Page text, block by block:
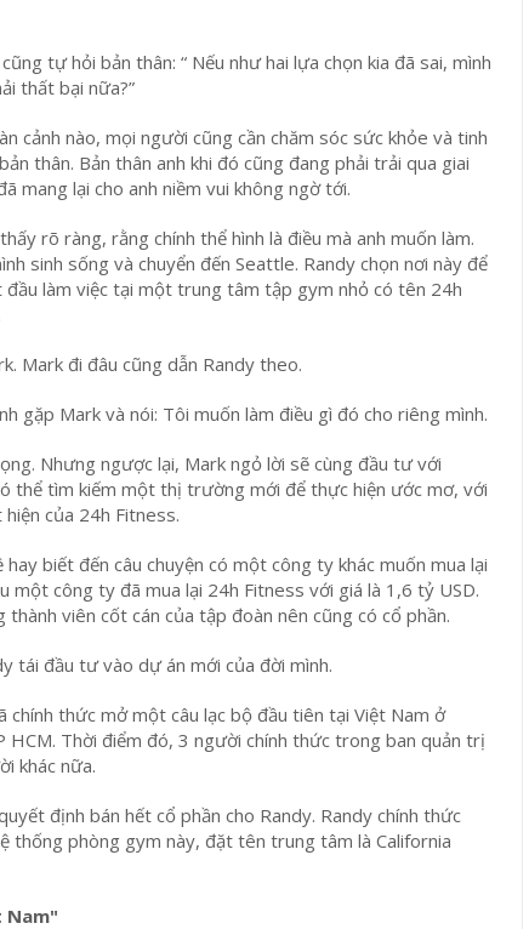
tự hỏi bản thân: “ Nếu như hai lựa chọn kia đã sai, mình
thất bại nữa?”
cảnh nào, mọi người cũng cần chăm sóc sức khỏe và tinh
thân. Bản thân anh khi đó cũng đang phải trải qua giai
mang lại cho anh niềm vui không ngờ tới.
rõ ràng, rằng chính thể hình là điều mà anh muốn làm.
sinh sống và chuyển đến Seattle. Randy chọn nơi này để
đầu làm việc tại một trung tâm tập gym nhỏ có tên 24h
Mark đi đâu cũng dẫn Randy theo.
gặp Mark và nói: Tôi muốn làm điều gì đó cho riêng mình.
Nhưng ngược lại, Mark ngỏ lời sẽ cùng đầu tư với
thể tìm kiếm một thị trường mới để thực hiện ước mơ, với
của 24h Fitness.
biết đến câu chuyện có một công ty khác muốn mua lại
một công ty đã mua lại 24h Fitness với giá là 1,6 tỷ USD.
viên cốt cán của tập đoàn nên cũng có cổ phần.
tái đầu tư vào dự án mới của đời mình.
chính thức mở một câu lạc bộ đầu tiên tại Việt Nam ở
HCM. Thời điểm đó, 3 người chính thức trong ban quản trị
khác nữa.
định bán hết cổ phần cho Randy. Randy chính thức
thống phòng gym này, đặt tên trung tâm là California
Nam"